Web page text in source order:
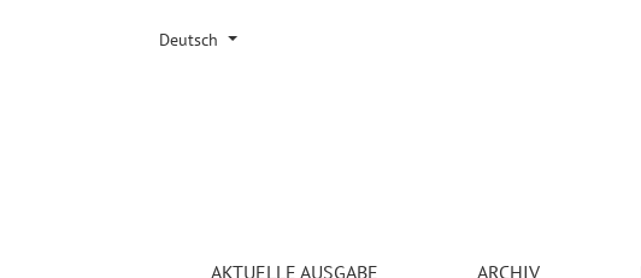
Otto-Neurath-Gesamtschau: Antiphilosophie, Utopismus,
AKTUELLE AUSGABE ARCHIV
Sprache ändern. Die ausgewählte Sprache ist:
Deutsch